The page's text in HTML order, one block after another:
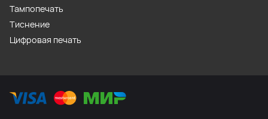
Тампопечать
Тиснение
Цифровая печать